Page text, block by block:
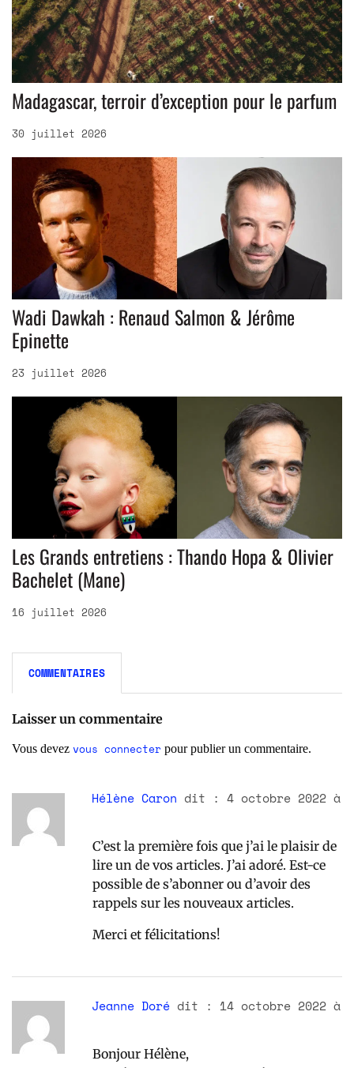
Madagascar, terroir d’exception pour le parfum
30 juillet 2026
Wadi Dawkah : Renaud Salmon & Jérôme
Epinette
23 juillet 2026
Les Grands entretiens : Thando Hopa & Olivier
Bachelet (Mane)
16 juillet 2026
COMMENTAIRES
Laisser un commentaire
Vous devez vous connecter pour publier un commentaire.
Hélène Caron dit : 4 octobre 2022 à
20h39
C’est la première fois que j’ai le plaisir de
lire un de vos articles. J’ai adoré. Est-ce
possible de s’abonner ou d’avoir des
rappels sur les nouveaux articles.
Merci et félicitations!
Jeanne Doré dit : 14 octobre 2022 à
14h10
Bonjour Hélène,